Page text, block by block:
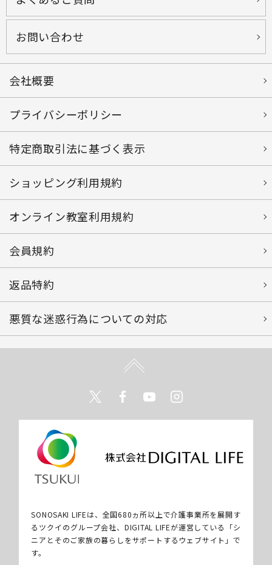
お問い合わせ
会社概要
プライバシーポリシー
特定商取引法に基づく表示
ショッピング利用規約
オンライン教室利用規約
会員規約
返品特約
悪質な迷惑行為についての対応
TwitterFacebookYoutube
SONOSAKI LIFEは、全国680ヵ所以上で介護事業所を展開す
るツクイのグループ会社、DIGITAL LIFEが運営している「シ
ニアとそのご家族の暮らしをサポートするウェブサイト」で
す。